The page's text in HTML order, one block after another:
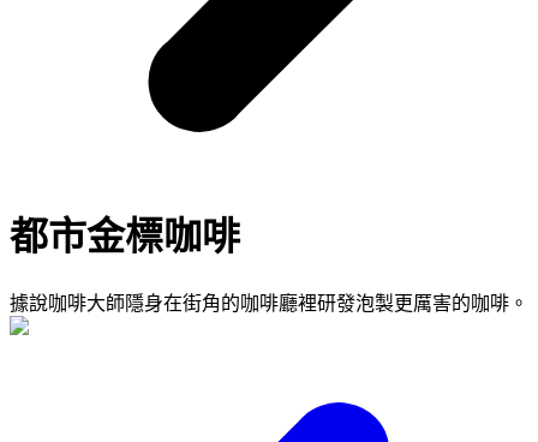
都市金標咖啡
據說咖啡大師隱身在街角的咖啡廳裡研發泡製更厲害的咖啡。